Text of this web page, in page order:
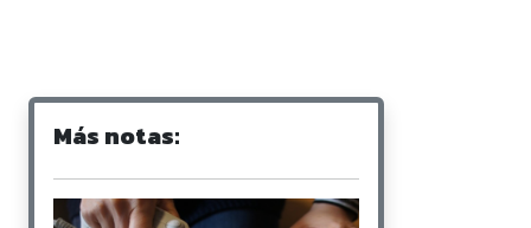
Más notas: